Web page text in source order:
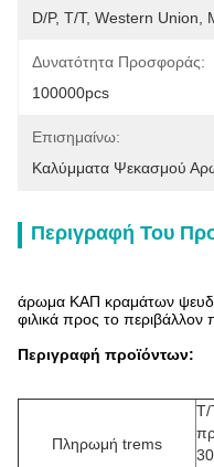
D/P, T/T, Western Union,
Δυνατότητα Προσφοράς:
100000pcs
Επισημαίνω:
Καλύμματα Ψεκασμού
Περιγραφή Του
άρωμα ΚΑΠ κραμάτων
φιλικά προς το περιβάλλον
Περιγραφή προϊόντων:
Πληρωμή trems
T/